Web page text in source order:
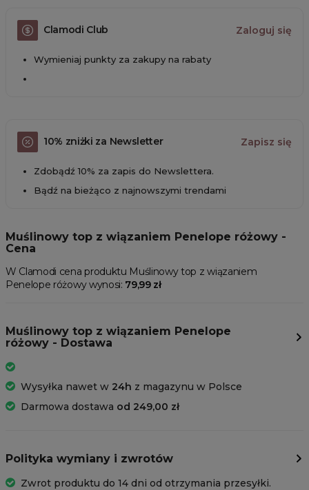
Clamodi Club Zaloguj się
Wymieniaj punkty za zakupy na rabaty
10% zniżki za Newsletter Zapisz się
Zdobądź 10% za zapis do Newslettera.
Bądź na bieżąco z najnowszymi trendami
Muślinowy top z wiązaniem Penelope różowy -
Cena
W Clamodi cena produktu Muślinowy top z wiązaniem
Penelope różowy wynosi: 79,99 zł
Muślinowy top z wiązaniem Penelope
różowy - Dostawa
Wysyłka nawet w 24h z magazynu w Polsce
Darmowa dostawa od 249,00 zł
Polityka wymiany i zwrotów
Zwrot produktu do 14 dni od otrzymania przesyłki.